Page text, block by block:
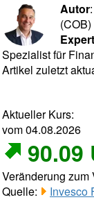
Autor:
(COB)
Spezialist für
Artikel zuletzt
Aktueller Kurs:
vom 04.08.2026
90.09
Veränderung zum
Quelle:
Invesco